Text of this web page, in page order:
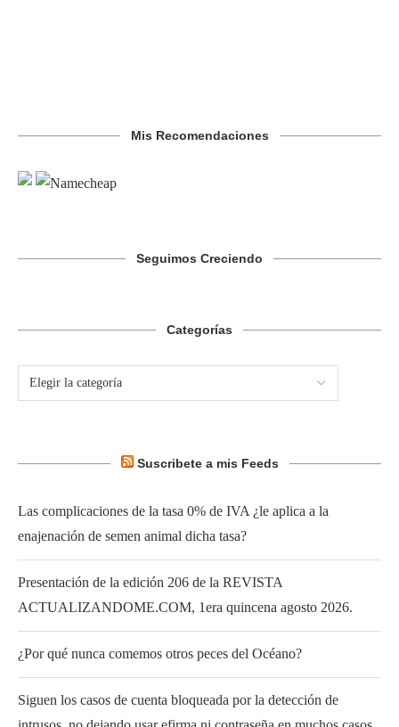
Mis Recomendaciones
Seguimos Creciendo
Categorías
Suscribete a mis Feeds
Las complicaciones de la tasa 0% de IVA ¿le aplica a la
enajenación de semen animal dicha tasa?
Presentación de la edición 206 de la REVISTA
ACTUALIZANDOME.COM, 1era quincena agosto 2026.
¿Por qué nunca comemos otros peces del Océano?
Siguen los casos de cuenta bloqueada por la detección de